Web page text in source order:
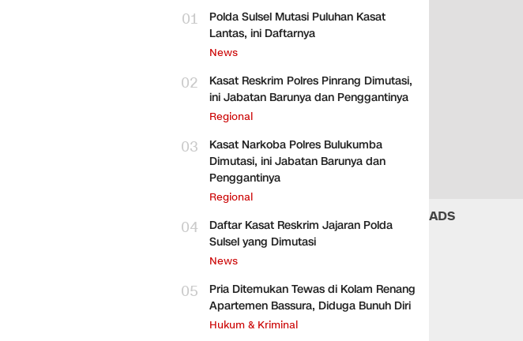
01
Polda Sulsel Mutasi Puluhan Kasat
Lantas, ini Daftarnya
News
02
Kasat Reskrim Polres Pinrang Dimutasi,
ini Jabatan Barunya dan Penggantinya
Regional
03
Kasat Narkoba Polres Bulukumba
Dimutasi, ini Jabatan Barunya dan
Penggantinya
Regional
04
Daftar Kasat Reskrim Jajaran Polda
Sulsel yang Dimutasi
News
05
Pria Ditemukan Tewas di Kolam Renang
Apartemen Bassura, Diduga Bunuh Diri
Hukum & Kriminal
ADS